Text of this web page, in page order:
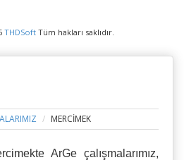
THDSoft Tüm hakları saklıdır.
MERCİMEK
ArGe çalışmalarımız,